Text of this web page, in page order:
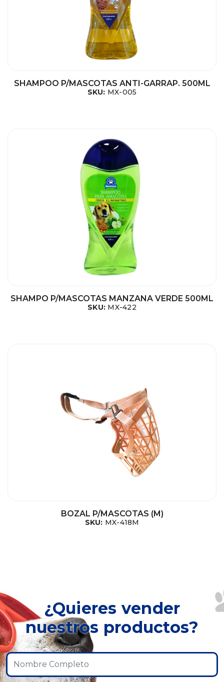
SHAMPOO P/MASCOTAS ANTI-GARRAP. 500ML
SKU: MX-005
SHAMPO P/MASCOTAS MANZANA VERDE 500ML
SKU: MX-422
BOZAL P/MASCOTAS (M)
SKU: MX-418M
¿Quieres vender
nuestros productos?